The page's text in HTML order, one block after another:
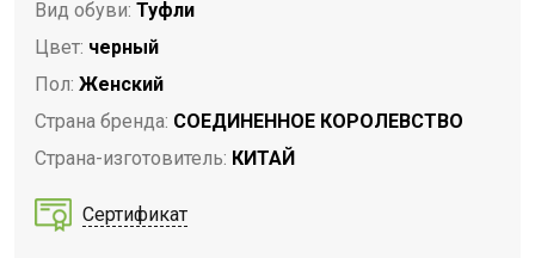
Вид обуви: Туфли
Цвет: черный
Пол: Женский
Страна бренда: СОЕДИНЕННОЕ КОРОЛЕВСТВО
Страна-изготовитель: КИТАЙ
Сертификат